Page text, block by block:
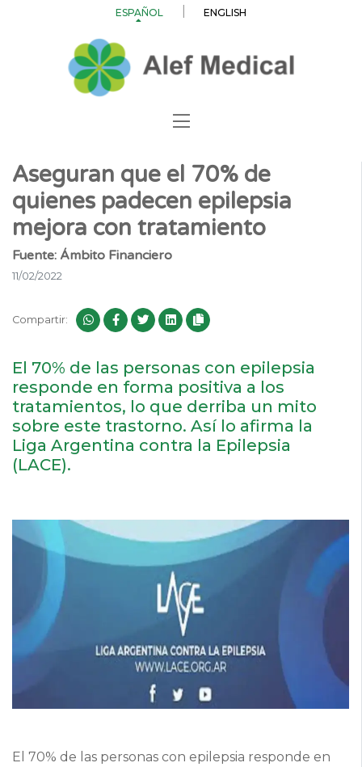
ESPAÑOL ENGLISH
Aseguran que el 70% de
quienes padecen epilepsia
mejora con tratamiento
Fuente: Ámbito Financiero
11/02/2022
Compartir:
El 70% de las personas con epilepsia
responde en forma positiva a los
tratamientos, lo que derriba un mito
sobre este trastorno. Así lo afirma la
Liga Argentina contra la Epilepsia
(LACE).
El 70% de las personas con epilepsia responde en